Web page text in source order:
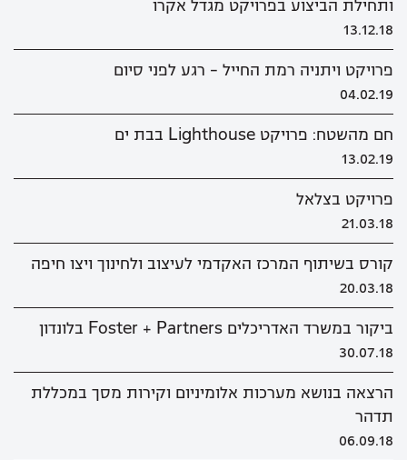
ותחילת הביצוע בפרויקט מגדל אקרו
13.12.18
פרויקט ויתניה רמת החייל - רגע לפני סיום
04.02.19
חם מהשטח: פרויקט Lighthouse בבת ים
13.02.19
פרויקט בצלאל
21.03.18
קורס בשיתוף המרכז האקדמי לעיצוב ולחינוך ויצו חיפה
20.03.18
ביקור במשרד האדריכלים Foster + Partners בלונדון
30.07.18
הרצאה בנושא מערכות אלומיניום וקירות מסך במכללת
תדהר
06.09.18